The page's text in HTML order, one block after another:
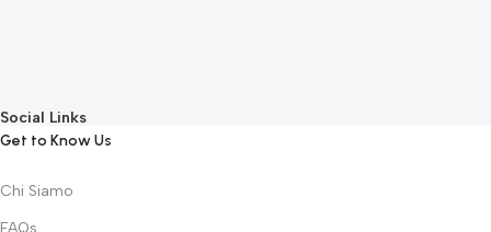
Social Links
Get to Know Us
Chi Siamo
FAQs